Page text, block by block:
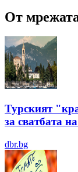
От
Турският
за сватбата
dbr.bg